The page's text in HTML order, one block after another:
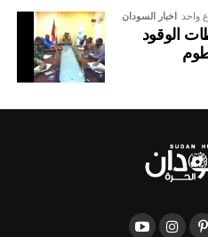
اخبار السودان واحد
الوقود